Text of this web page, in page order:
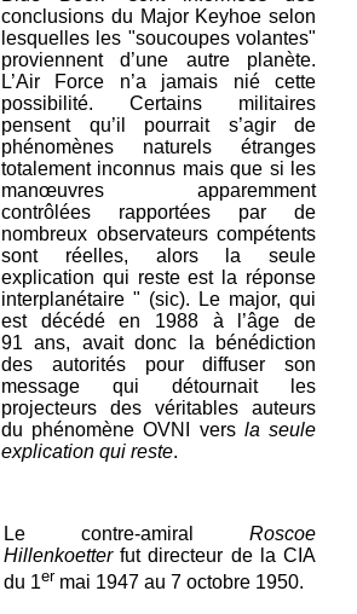
conclusions du Major Keyhoe selon
lesquelles les "soucoupes volantes"
proviennent d’une autre planète.
L’Air Force n’a jamais nié cette
possibilité. Certains militaires
pensent qu’il pourrait s’agir de
phénomènes naturels étranges
totalement inconnus mais que si les
manœuvres apparemment
contrôlées rapportées par de
nombreux observateurs compétents
sont réelles, alors la seule
explication qui reste est la réponse
interplanétaire " (sic). Le major, qui
est décédé en 1988 à l’âge de
91 ans, avait donc la bénédiction
des autorités pour diffuser son
message qui détournait les
projecteurs des véritables auteurs
du phénomène OVNI vers la seule
explication qui reste.
Le contre-amiral Roscoe
Hillenkoetterfut directeur de la CIA
du 1er mai 1947 au 7 octobre 1950.